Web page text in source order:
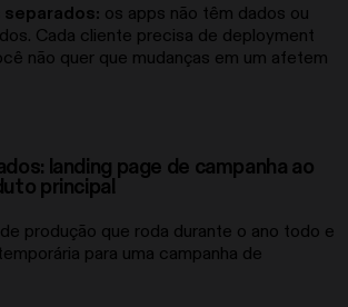
os apps não têm dados ou
Cada cliente precisa de deployment
não quer que mudanças em um afetem
landing page de campanha ao
principal
produção que roda durante o ano todo e
para uma campanha de